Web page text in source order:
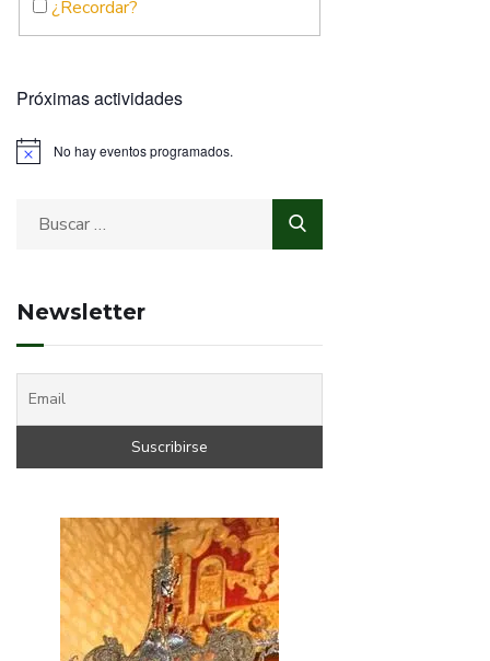
¿Recordar?
Próximas actividades
No hay eventos programados.
Newsletter